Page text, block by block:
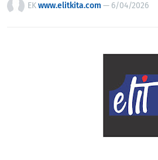
EKwww.elitkita.com — 6/04/2026